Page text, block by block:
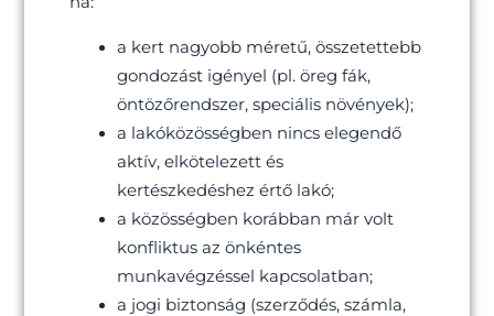
a kert nagyobb méretű, összetettebb
gondozást igényel (pl. öreg fák,
öntözőrendszer, speciális növények);
a lakóközösségben nincs elegendő
aktív, elkötelezett és
kertészkedéshez értő lakó;
a közösségben korábban már volt
konfliktus az önkéntes
munkavégzéssel kapcsolatban;
a jogi biztonság (szerződés, számla,